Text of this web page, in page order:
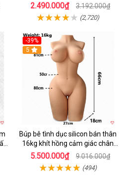
2.490.000₫ 3.192.000₫
(2,720)
-39%
5
Búp bê tình dục silicon bán thân
16kg khít hồng cảm giác chân
thực mê hoặc
5.500.000₫ 9.016.000₫
(494)